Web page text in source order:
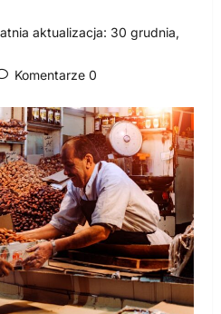
aktualizacja: 30 grudnia,
Komentarze 0